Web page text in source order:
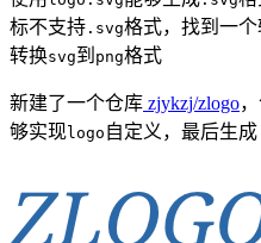
标不支持 .svg格式，找到一
转换svg到 png格式
新建了一个仓库 zjykzj/zlogo
够实现logo 自定义，最后生成